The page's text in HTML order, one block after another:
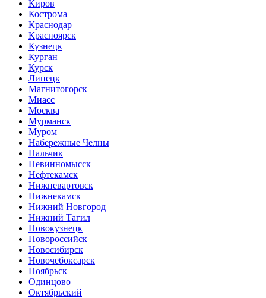
Киров
Кострома
Краснодар
Красноярск
Кузнецк
Курган
Курск
Липецк
Магнитогорск
Миасс
Москва
Мурманск
Муром
Набережные Челны
Нальчик
Невинномысск
Нефтекамск
Нижневартовск
Нижнекамск
Нижний Новгород
Нижний Тагил
Новокузнецк
Новороссийск
Новосибирск
Новочебоксарск
Ноябрьск
Одинцово
Октябрьский